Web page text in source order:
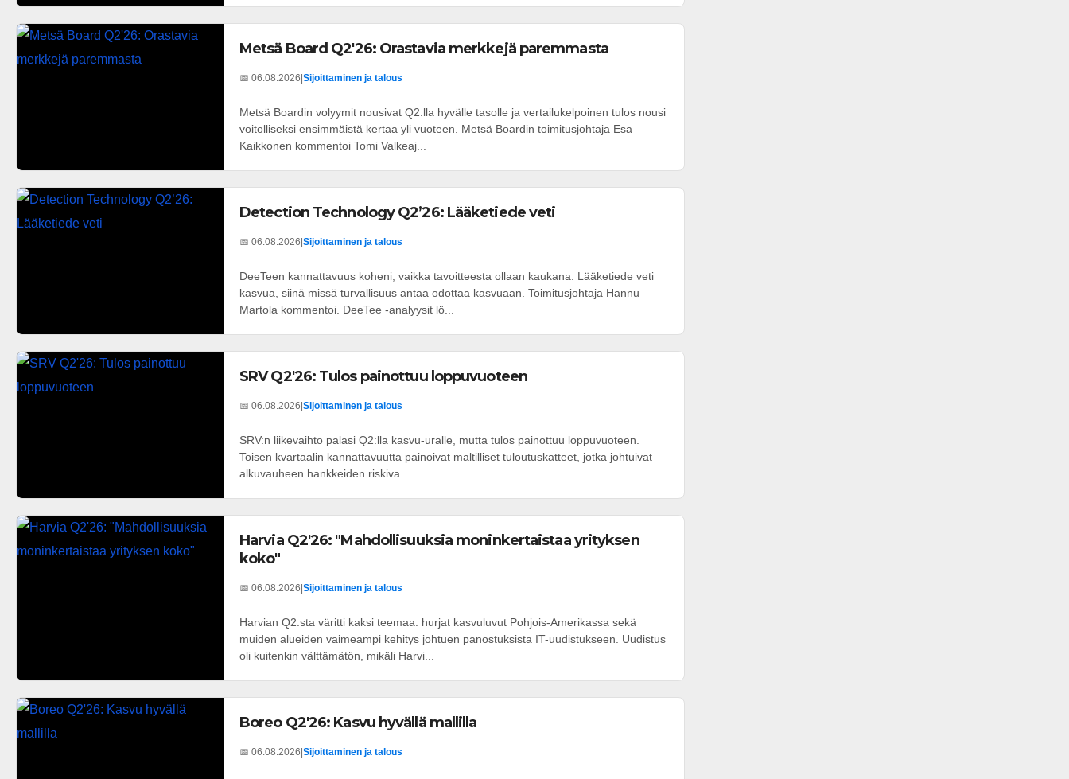
Metsä Board Q2'26: Orastavia merkkejä paremmasta
📅 06.08.2026 Sijoittaminen ja talous
Metsä Boardin volyymit nousivat Q2:lla hyvälle tasolle ja vertailukelpoinen tulos nousi
voitolliseksi ensimmäistä kertaa yli vuoteen. Metsä Boardin toimitusjohtaja Esa
Kaikkonen kommentoi Tomi Valkeaj...
Detection Technology Q2’26: Lääketiede veti
📅 06.08.2026 Sijoittaminen ja talous
DeeTeen kannattavuus koheni, vaikka tavoitteesta ollaan kaukana. Lääketiede veti
kasvua, siinä missä turvallisuus antaa odottaa kasvuaan. Toimitusjohtaja Hannu
Martola kommentoi. DeeTee -analyysit lö...
SRV Q2'26: Tulos painottuu loppuvuoteen
📅 06.08.2026 Sijoittaminen ja talous
SRV:n liikevaihto palasi Q2:lla kasvu-uralle, mutta tulos painottuu loppuvuoteen.
Toisen kvartaalin kannattavuutta painoivat maltilliset tuloutuskatteet, jotka johtuivat
alkuvauheen hankkeiden riskiva...
Harvia Q2'26: "Mahdollisuuksia moninkertaistaa yrityksen
koko"
📅 06.08.2026 Sijoittaminen ja talous
Harvian Q2:sta väritti kaksi teemaa: hurjat kasvuluvut Pohjois-Amerikassa sekä
muiden alueiden vaimeampi kehitys johtuen panostuksista IT-uudistukseen. Uudistus
oli kuitenkin välttämätön, mikäli Harvi...
Boreo Q2'26: Kasvu hyvällä mallilla
📅 06.08.2026 Sijoittaminen ja talous